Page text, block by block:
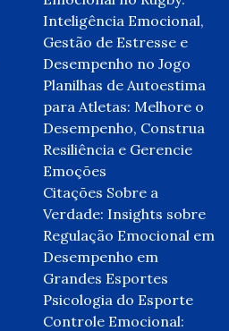
Inteligência Emocional,
Gestão de Estresse e
Desempenho no Jogo
Planilhas de Autoestima
para Atletas: Melhore o
Desempenho, Construa
Resiliência e Gerencie
Emoções
Citações Sobre a
Verdade: Insights sobre
Regulação Emocional em
Desempenho em
Grandes Esportes
Psicologia do Esporte
Controle Emocional: